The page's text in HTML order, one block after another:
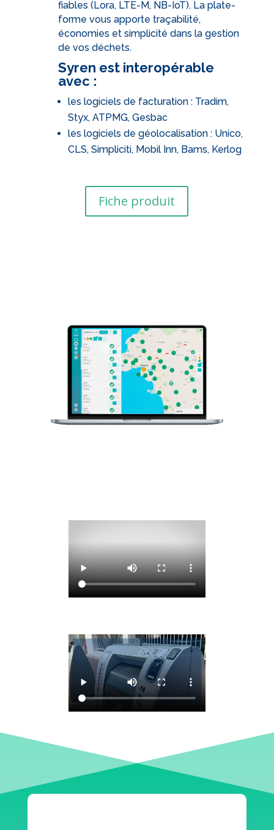
fiables (Lora, LTE-M, NB-IoT). La plate-
forme vous apporte traçabilité,
économies et simplicité dans la gestion
de vos déchets.
Syren est interopérable
avec :
les logiciels de facturation : Tradim,
Styx, ATPMG, Gesbac
les logiciels de géolocalisation : Unico,
CLS, Simpliciti, Mobil Inn, Bams, Kerlog
Fiche produit